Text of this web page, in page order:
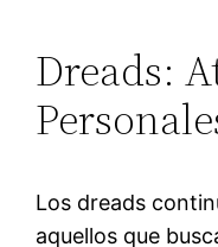
Dreads:
Los dreads
aquellos que